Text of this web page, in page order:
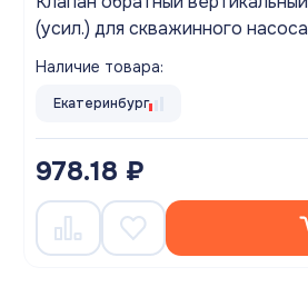
(усил.) для скважинного насоса
Наличие товара:
Екатеринбург
978.18 ₽